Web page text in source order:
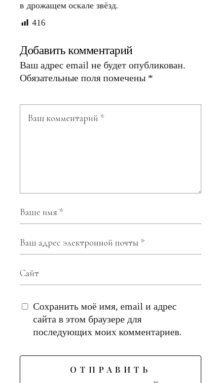
в дрожащем оскале звёзд.
416
Добавить комментарий
Ваш адрес email не будет опубликован.
Обязательные поля помечены *
Сохранить моё имя, email и адрес
сайта в этом браузере для
последующих моих комментариев.
ОТПРАВИТЬ